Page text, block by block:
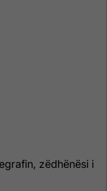
zëdhënësi i